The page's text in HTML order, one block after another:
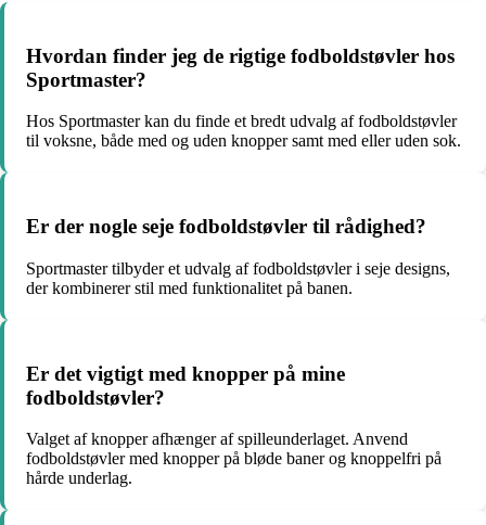
Hvordan finder jeg de rigtige fodboldstøvler hos
Sportmaster?
Hos Sportmaster kan du finde et bredt udvalg af fodboldstøvler
til voksne, både med og uden knopper samt med eller uden sok.
Er der nogle seje fodboldstøvler til rådighed?
Sportmaster tilbyder et udvalg af fodboldstøvler i seje designs,
der kombinerer stil med funktionalitet på banen.
Er det vigtigt med knopper på mine
fodboldstøvler?
Valget af knopper afhænger af spilleunderlaget. Anvend
fodboldstøvler med knopper på bløde baner og knoppelfri på
hårde underlag.